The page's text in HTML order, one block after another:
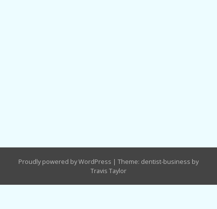
Proudly powered by WordPress | Theme: dentist-business by
Travis Taylor